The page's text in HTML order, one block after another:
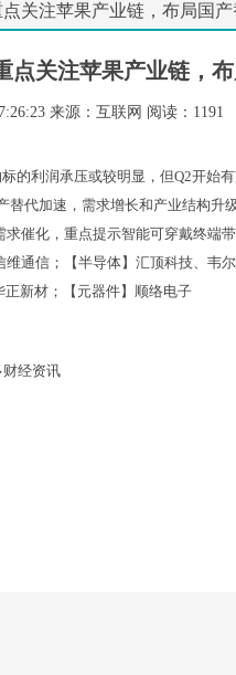
关注苹果产业链，布局国
点关注苹果产业链，
来源：互联网 阅读：1191
的利润承压或较明显，但Q2开始
代加速，需求增长和产业结构升
催化，重点提示智能可穿戴终端
通信；【半导体】汇顶科技、韦
新材；【元器件】顺络电子
财经资讯